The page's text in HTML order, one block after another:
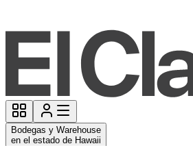
Bodegas y Warehouse
en el estado de Hawaii